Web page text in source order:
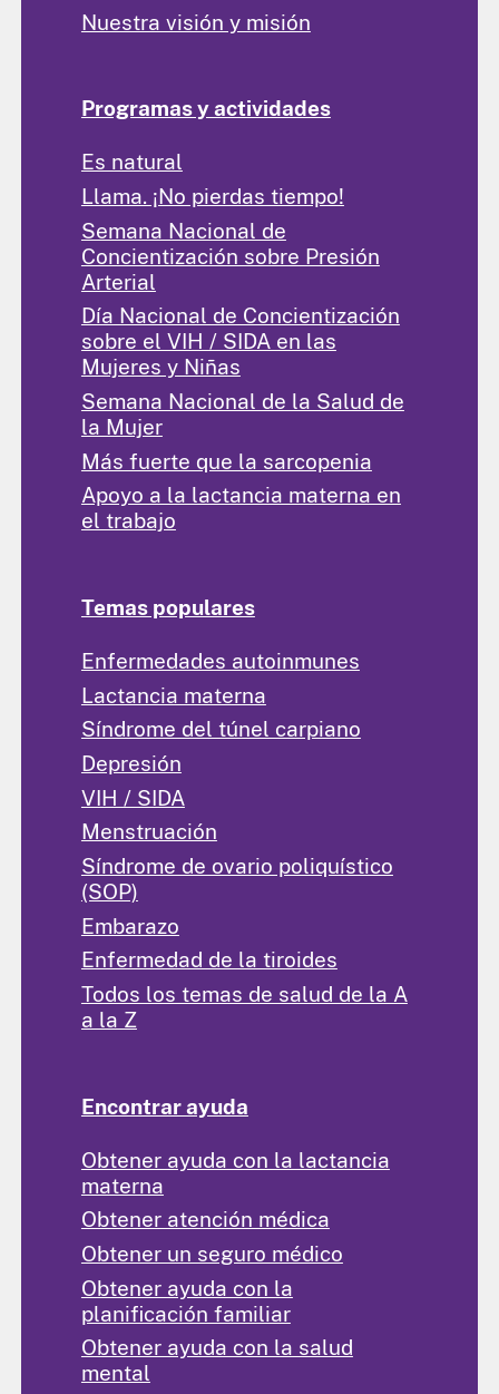
Nuestra visión y misión
Programas y actividades
Es natural
Llama. ¡No pierdas tiempo!
Semana Nacional de
Concientización sobre Presión
Arterial
Día Nacional de Concientización
sobre el VIH / SIDA en las
Mujeres y Niñas
Semana Nacional de la Salud de
la Mujer
Más fuerte que la sarcopenia
Apoyo a la lactancia materna en
el trabajo
Temas populares
Enfermedades autoinmunes
Lactancia materna
Síndrome del túnel carpiano
Depresión
VIH / SIDA
Menstruación
Síndrome de ovario poliquístico
(SOP)
Embarazo
Enfermedad de la tiroides
Todos los temas de salud de la A
a la Z
Encontrar ayuda
Obtener ayuda con la lactancia
materna
Obtener atención médica
Obtener un seguro médico
Obtener ayuda con la
planificación familiar
Obtener ayuda con la salud
mental